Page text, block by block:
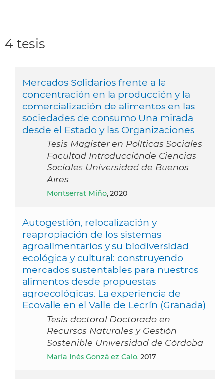
4 tesis
Mercados Solidarios frente a la
concentración en la producción y la
comercialización de alimentos en las
sociedades de consumo Una mirada
desde el Estado y las Organizaciones
Tesis Magister en Políticas Sociales
Facultad Introducciónde Ciencias
Sociales Universidad de Buenos
Aires
Montserrat Miño, 2020
Autogestión, relocalización y
reapropiación de los sistemas
agroalimentarios y su biodiversidad
ecológica y cultural: construyendo
mercados sustentables para nuestros
alimentos desde propuestas
agroecológicas. La experiencia de
Ecovalle en el Valle de Lecrín (Granada)
Tesis doctoral Doctorado en
Recursos Naturales y Gestión
Sostenible Universidad de Córdoba
María Inés González Calo, 2017